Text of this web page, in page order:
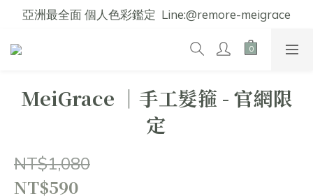
亞洲最全面 個人色彩鑑定  Line:@remore-meigrace
MeiGrace │手工髮箍 - 官網限
定
NT$1,080
NT$590